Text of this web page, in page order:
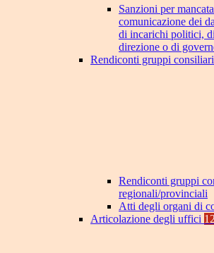
Sanzioni per
comunicazione dei
di incarichi politici,
direzione o di
Rendiconti gruppi
Rendiconti gruppi
regionali/provinciali
Atti degli organi di
Articolazione degli uffici 12